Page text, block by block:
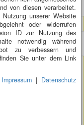
von diesen verarbeitet.
unserer Website
oder widerrufen
ID zur Nutzung des
notwendig während
zu verbessern und
Sie unter dem Link
Impressum | Datenschutz
um einen
Holzverarbeitung kennt.